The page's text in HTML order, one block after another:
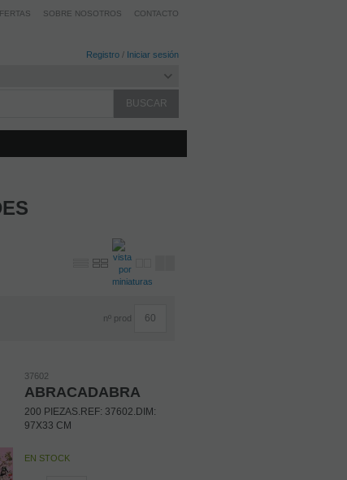
Registro / Iniciar sesión
SOBRE NOSOTROS CONTACTO
nº prod
37602
ABRACADABRA
200 PIEZAS.REF: 37602.DIM:
97X33 CM
EN STOCK